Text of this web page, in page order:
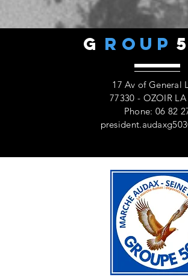
G ROUP 5
17 Av of General
77330 - OZOIR LA
Phone: 06 82